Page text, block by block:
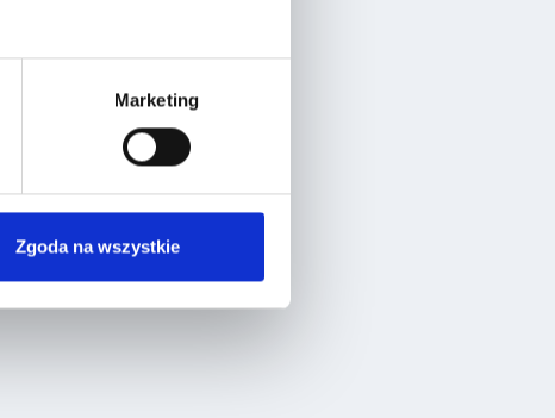
Marketing
Zgoda na wszystkie